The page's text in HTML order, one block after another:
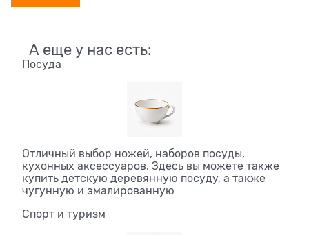
А еще у нас есть:
Посуда
Отличный выбор ножей, наборов посуды,
кухонных аксессуаров. Здесь вы можете также
купить детскую деревянную посуду, а также
чугунную и эмалированную
Спорт и туризм